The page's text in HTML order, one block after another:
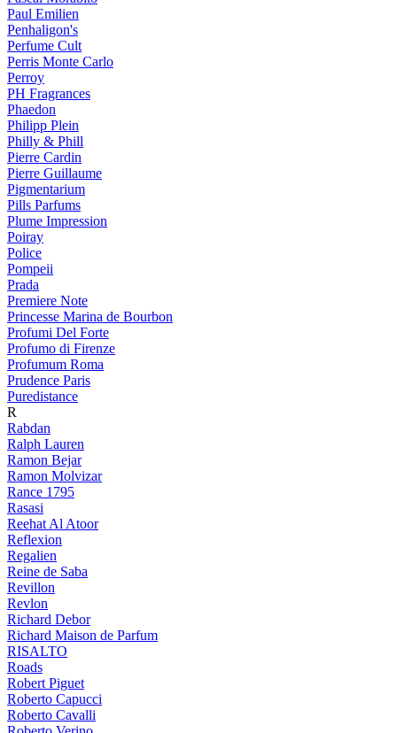
Paul Emilien
Penhaligon's
Perfume Cult
Perris Monte Carlo
Perroy
PH Fragrances
Phaedon
Philipp Plein
Philly & Phill
Pierre Cardin
Pierre Guillaume
Pigmentarium
Pills Parfums
Plume Impression
Poiray
Police
Pompeii
Prada
Premiere Note
Princesse Marina de Bourbon
Profumi Del Forte
Profumo di Firenze
Profumum Roma
Prudence Paris
Puredistance
R
Rabdan
Ralph Lauren
Ramon Bejar
Ramon Molvizar
Rance 1795
Rasasi
Reehat Al Atoor
Reflexion
Regalien
Reine de Saba
Revillon
Revlon
Richard Debor
Richard Maison de Parfum
RISALTO
Roads
Robert Piguet
Roberto Capucci
Roberto Cavalli